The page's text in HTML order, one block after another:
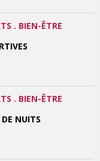
. BIEN-ÊTRE
. BIEN-ÊTRE
NUITS